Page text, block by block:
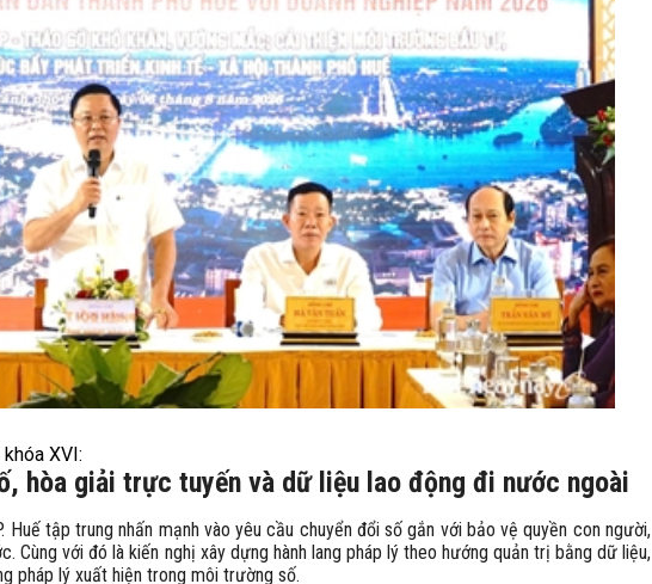
XVI:
hòa giải trực tuyến và dữ liệu lao động đi nước ngoài
Huế tập trung nhấn ​mạnh vào yêu cầu chuyển đổi số gắn với bảo vệ quyền con người,
Cùng với đó là kiến nghị xây dựng hành lang pháp lý theo hướng quản trị bằng dữ liệu,
pháp lý xuất hiện trong môi trường số.